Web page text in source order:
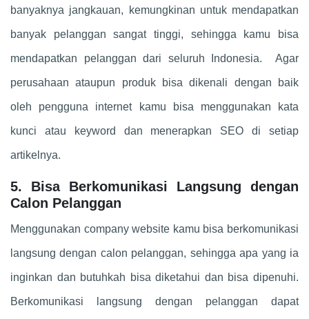
banyaknya jangkauan, kemungkinan untuk mendapatkan
banyak pelanggan sangat tinggi, sehingga kamu bisa
mendapatkan pelanggan dari seluruh Indonesia. Agar
perusahaan ataupun produk bisa dikenali dengan baik
oleh pengguna internet kamu bisa menggunakan kata
kunci atau keyword dan menerapkan SEO di setiap
artikelnya.
5. Bisa Berkomunikasi Langsung dengan
Calon Pelanggan
Menggunakan company website kamu bisa berkomunikasi
langsung dengan calon pelanggan, sehingga apa yang ia
inginkan dan butuhkah bisa diketahui dan bisa dipenuhi.
Berkomunikasi langsung dengan pelanggan dapat